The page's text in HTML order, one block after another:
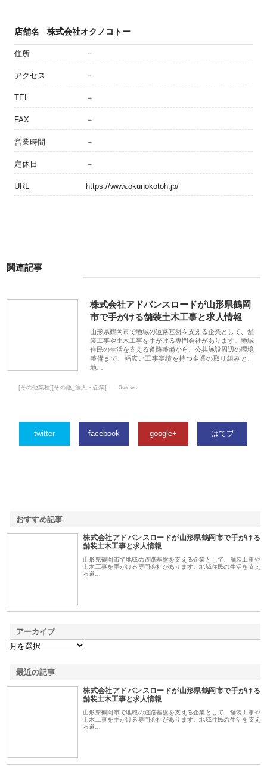
店舗名 株式会社オクノコトー
住所 －
アクセス －
TEL －
FAX －
営業時間 －
定休日 －
URL https://www.okunokotoh.jp/
関連記事
株式会社アドバンスロードが山形県鶴岡
市で手がける舗装土木工事と求人情報
山形県鶴岡市で地域の道路基盤を支える企業として、舗
装工事や土木工事を手がける専門会社があります。地域
住民の生活を支える道路整備から、公共施設周辺の環境
整備まで、幅広い工事実績を持つ企業の取り組みと、
地…
[その他業種][その他_法人・企業] 0views
twitter facebook google+ はてブ
おすすめ記事
株式会社アドバンスロードが山形県鶴岡市で手がける
舗装土木工事と求人情報
山形県鶴岡市で地域の道路基盤を支える企業として、舗装工事や
土木工事を手がける専門会社があります。地域住民の生活を支え
る道…
アーカイブ
最近の記事
株式会社アドバンスロードが山形県鶴岡市で手がける
舗装土木工事と求人情報
山形県鶴岡市で地域の道路基盤を支える企業として、舗装工事や
土木工事を手がける専門会社があります。地域住民の生活を支え
る道…